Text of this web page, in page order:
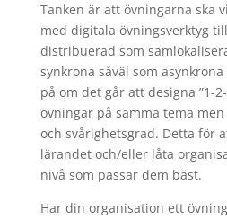
Tanken är att övningarna ska
med digitala övningsverktyg
distribuerad som
synkrona såväl som
på om det går att designa ”1-
övningar på samma tema
och svårighetsgrad. Detta för
lärandet och/eller låta
nivå som passar dem bäst.
Har din organisation ett